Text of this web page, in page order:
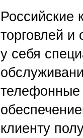
Российские
торговлей
у себя
телефонные
клиенту